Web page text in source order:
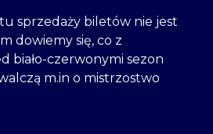
sprzedaży biletów nie jest
dowiemy się, co z
biało-czerwonymi sezon
m.in o mistrzostwo